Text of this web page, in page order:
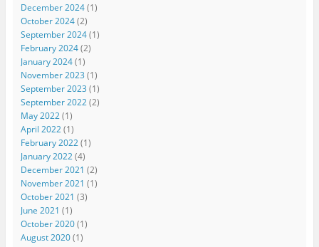
December 2024(1)
October 2024(2)
September 2024(1)
February 2024(2)
January 2024(1)
November 2023 (1)
September 2023 (1)
September 2022(2)
May 2022(1)
April 2022(1)
February 2022(1)
January 2022(4)
December 2021 (2)
November 2021 (1)
October 2021 (3)
June 2021 (1)
October 2020(1)
August 2020(1)